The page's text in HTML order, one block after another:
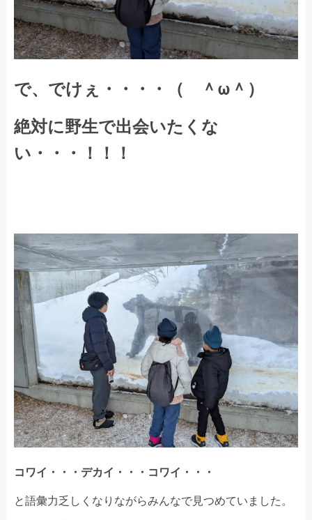
で、でけぇ・・・・（ ＾ω＾）
絶対に野生で出会いたくな
い・・・！！！
コワイ・・・デカイ・・・コワイ・・・
と語彙力乏しくなりながらみんなで見つめていました。